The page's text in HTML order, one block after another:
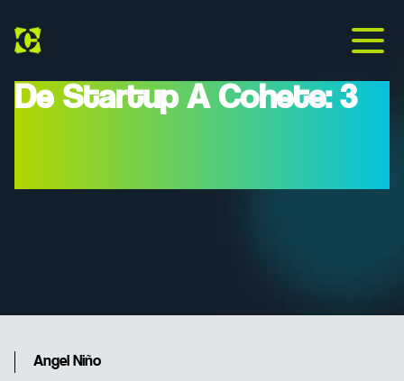
De Startup A Cohete: 3
Angel Niño